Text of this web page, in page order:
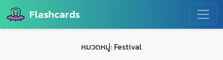
Flashcards
หมวดหมู่: Festival